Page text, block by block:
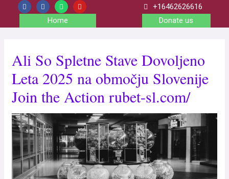
+16462626616
Home
Donate us
Ali So Spletne Stave Dovoljeno
Leta 2025 na območju Slovenije
Join the Action rubet-sl.com/